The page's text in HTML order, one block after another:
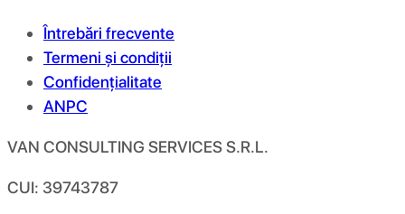
Întrebări frecvente
Termeni și condiții
Confidențialitate
ANPC
VAN CONSULTING SERVICES S.R.L.
CUI: 39743787